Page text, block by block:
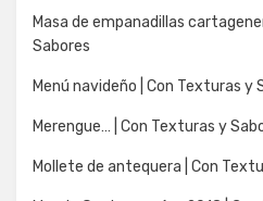
Masa de empanadillas
Sabores
Menú navideño | Con Texturas y
Merengue… | Con Texturas y
Mollete de antequera | Con